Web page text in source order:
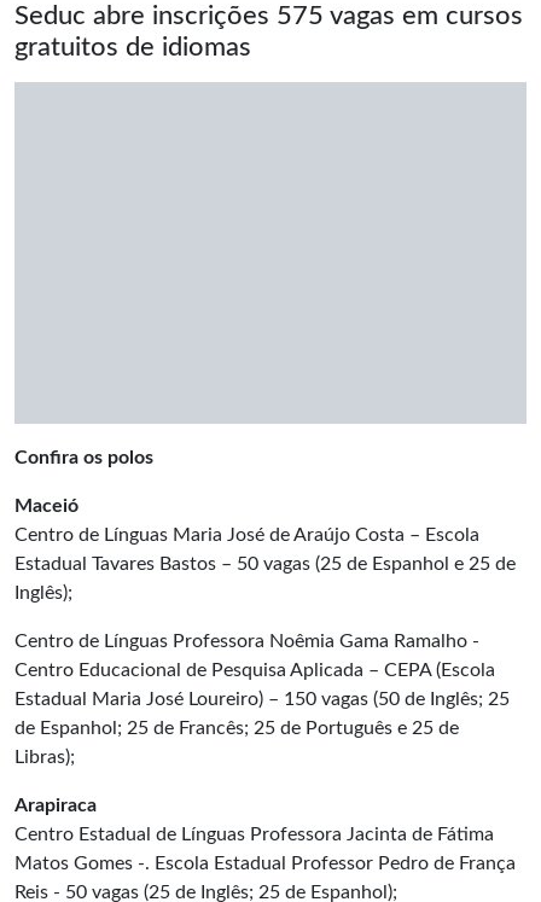
Seduc abre inscrições 575 vagas em cursos
gratuitos de idiomas
Confira os polos
Maceió
Centro de Línguas Maria José de Araújo Costa – Escola
Estadual Tavares Bastos – 50 vagas (25 de Espanhol e 25 de
Inglês);
Centro de Línguas Professora Noêmia Gama Ramalho -
Centro Educacional de Pesquisa Aplicada – CEPA (Escola
Estadual Maria José Loureiro) – 150 vagas (50 de Inglês; 25
de Espanhol; 25 de Francês; 25 de Português e 25 de
Libras);
Arapiraca
Centro Estadual de Línguas Professora Jacinta de Fátima
Matos Gomes -. Escola Estadual Professor Pedro de França
Reis - 50 vagas (25 de Inglês; 25 de Espanhol);